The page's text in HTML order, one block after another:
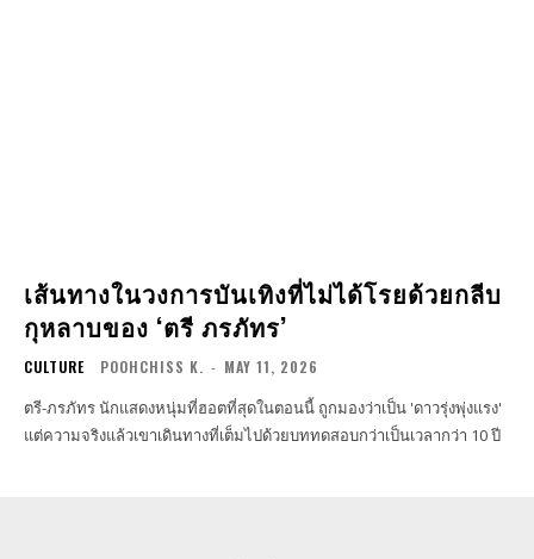
เส้นทางในวงการบันเทิงที่ไม่ได้โรยด้วยกลีบ
กุหลาบของ ‘ตรี ภรภัทร’
CULTURE POOHCHISS K. - MAY 11, 2026
ตรี-ภรภัทร นักแสดงหนุ่มที่ฮอตที่สุดในตอนนี้ ถูกมองว่าเป็น 'ดาวรุ่งพุ่งแรง'
แต่ความจริงแล้วเขาเดินทางที่เต็มไปด้วยบททดสอบกว่าเป็นเวลากว่า 10 ปี